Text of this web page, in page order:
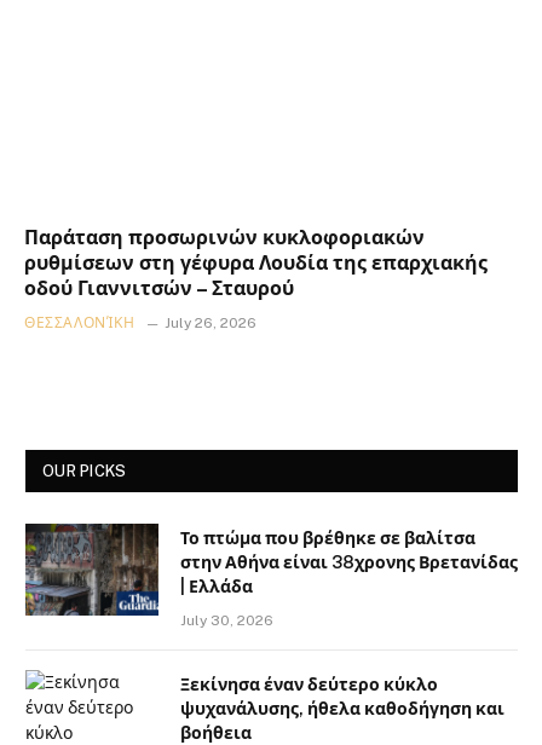
Παράταση προσωρινών κυκλοφοριακών
ρυθμίσεων στη γέφυρα Λουδία της επαρχιακής
οδού Γιαννιτσών – Σταυρού
ΘΕΣΣΑΛΟΝΊΚΗ July 26, 2026
OUR PICKS
Το πτώμα που βρέθηκε σε βαλίτσα
στην Αθήνα είναι 38χρονης Βρετανίδας
| Ελλάδα
July 30, 2026
Ξεκίνησα έναν δεύτερο κύκλο
ψυχανάλυσης, ήθελα καθοδήγηση και
βοήθεια